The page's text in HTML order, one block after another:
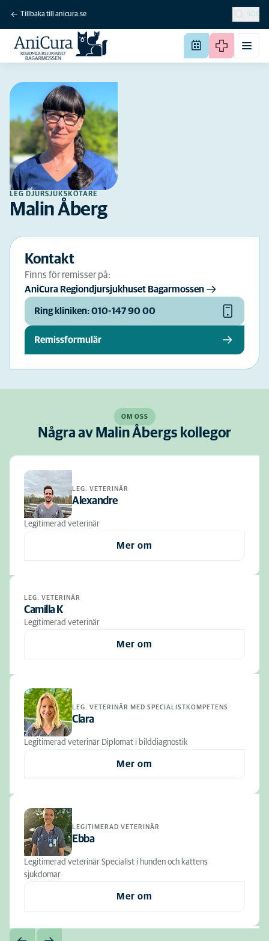
Tillbaka till anicura.se SÖK
LEG DJURSJUKSKÖTARE
Malin Åberg
Kontakt
Finns för remisser på:
AniCura Regiondjursjukhuset Bagarmossen
Ring kliniken: 010-147 90 00
Remissformulär
OM OSS
Några av Malin Åbergs kollegor
LEG. VETERINÄR
Alexandre
Legitimerad veterinär
Mer om
LEG. VETERINÄR
Camilla K
Legitimerad veterinär
Mer om
LEG. VETERINÄR MED SPECIALISTKOMPETENS
Clara
Legitimerad veterinär Diplomat i bilddiagnostik
Mer om
LEGITIMERAD VETERINÄR
Ebba
Legitimerad veterinär Specialist i hunden och kattens
sjukdomar
Mer om